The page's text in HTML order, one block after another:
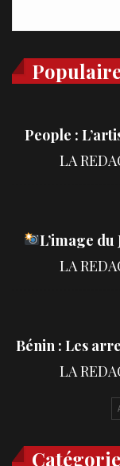
People :
L’image
Bénin : Les